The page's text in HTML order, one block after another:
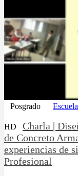
Posgrado
HD
Charla |
de Concreto
experiencias de
Profesional